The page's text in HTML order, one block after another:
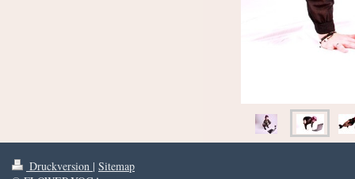
Druckversion | Sitemap